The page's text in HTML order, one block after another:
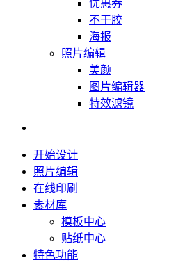
优惠券
不干胶
海报
照片编辑
美颜
图片编辑器
特效滤镜
开始设计
照片编辑
在线印刷
素材库
模板中心
贴纸中心
特色功能